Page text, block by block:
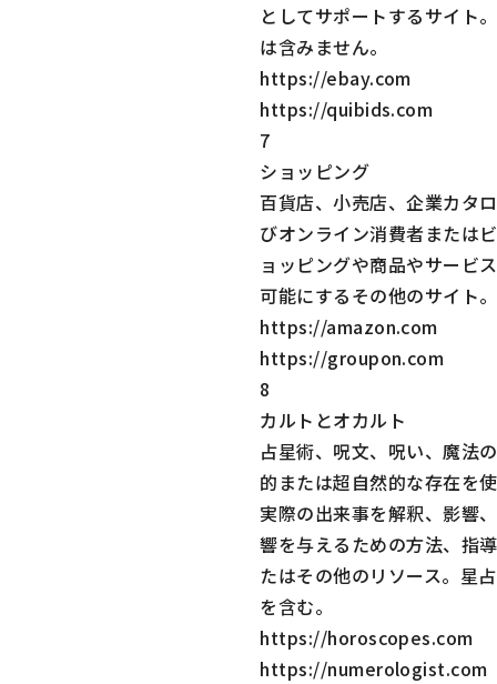
としてサポートするサイト
は含みません。
https://ebay.com
https://quibids.com
7
ショッピング
百貨店、小売店、企業カタ
びオンライン消費者または
ョッピングや商品やサービ
可能にするその他のサイト。
https://amazon.com
https://groupon.com
8
カルトとオカルト
占星術、呪文、呪い、魔法
的または超自然的な存在を
実際の出来事を解釈、影響
響を与えるための方法、指
たはその他のリソース。星
を含む。
https://horoscopes.com
https://numerologist.com